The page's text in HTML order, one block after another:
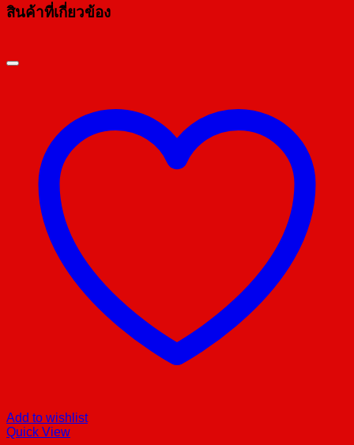
สินค้าที่เกี่ยวข้อง
Add to wishlist
Quick View